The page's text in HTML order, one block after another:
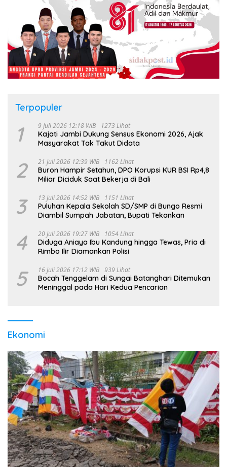
Terpopuler
1 9 Juli 2026 12:18 WIB 1273 Lihat
Kajati Jambi Dukung Sensus Ekonomi 2026, Ajak
Masyarakat Tak Takut Didata
2 21 Juli 2026 12:39 WIB 1162 Lihat
Buron Hampir Setahun, DPO Korupsi KUR BSI Rp4,8
Miliar Diciduk Saat Bekerja di Bali
3 13 Juli 2026 14:52 WIB 1151 Lihat
Puluhan Kepala Sekolah SD/SMP di Bungo Resmi
Diambil Sumpah Jabatan, Bupati Tekankan
4 20 Juli 2026 19:27 WIB 1054 Lihat
Diduga Aniaya Ibu Kandung hingga Tewas, Pria di
Rimbo Ilir Diamankan Polisi
5 16 Juli 2026 17:12 WIB 939 Lihat
Bocah Tenggelam di Sungai Batanghari Ditemukan
Meninggal pada Hari Kedua Pencarian
Ekonomi